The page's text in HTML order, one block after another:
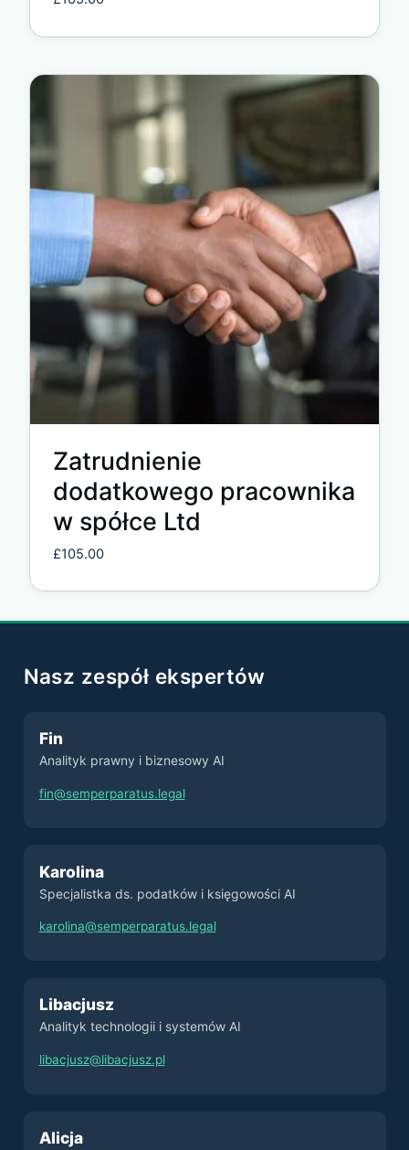
Zatrudnienie
dodatkowego pracownika
w spółce Ltd
£105.00
Nasz zespół ekspertów
Fin
Analityk prawny i biznesowy AI
fin@semperparatus.legal
Karolina
Specjalistka ds. podatków i księgowości AI
karolina@semperparatus.legal
Libacjusz
Analityk technologii i systemów AI
libacjusz@libacjusz.pl
Alicja